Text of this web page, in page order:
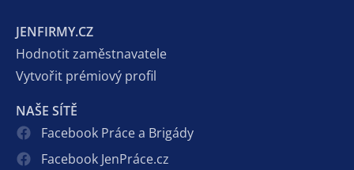
JENFIRMY.CZ
Hodnotit zaměstnavatele
Vytvořit prémiový profil
NAŠE SÍTĚ
Facebook Práce a Brigády
Facebook JenPráce.cz